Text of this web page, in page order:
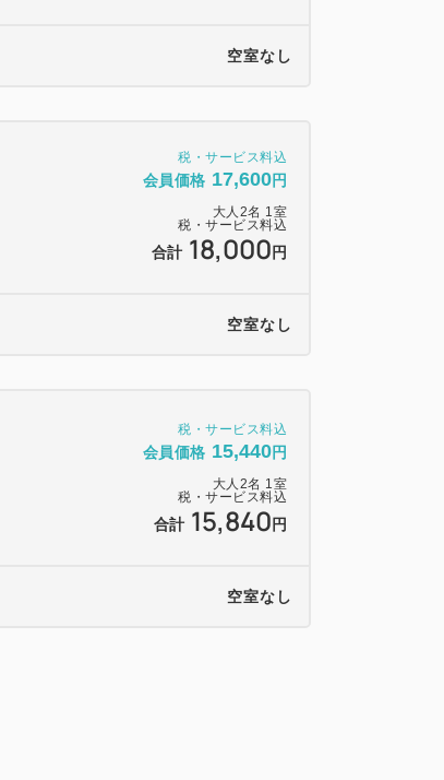
空室なし
税・サービス料込
会員価格 17,600円
大人 2名 1室
税・サービス料込
合計 18,000 円
空室なし
税・サービス料込
会員価格 15,440円
大人 2名 1室
税・サービス料込
合計 15,840 円
空室なし